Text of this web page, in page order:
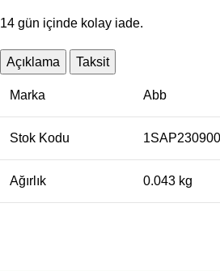
14 gün içinde kolay iade.
Açıklama Taksit
Marka Abb
Stok Kodu
Ağırlık 0.043 kg